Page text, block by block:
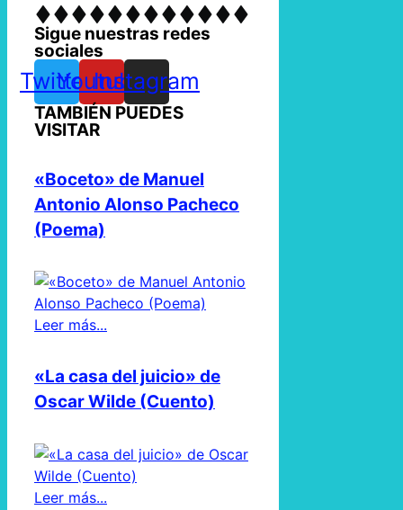
Sigue nuestras redes
sociales
TwitterYoutube
Instagram
TAMBIÉN PUEDES
VISITAR
«Boceto» de Manuel
Antonio Alonso Pacheco
(Poema)
Leer más...
«La casa del juicio» de
Oscar Wilde (Cuento)
Leer más...